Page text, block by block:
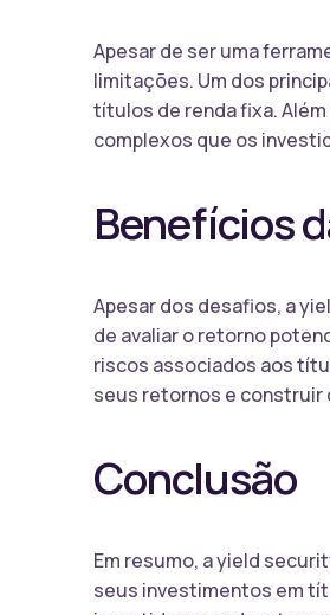
Apesar de ser uma
limitações. Um dos
títulos de renda fixa.
complexos que os
Benefícios
Apesar dos desafios, a
de avaliar o retorno
riscos associados aos
seus retornos e construir
Conclusão
Em resumo, a yield
seus investimentos em